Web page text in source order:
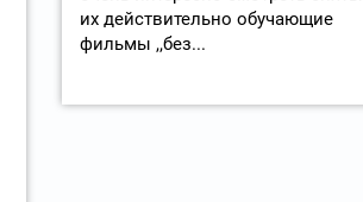
их действительно обучающие
фильмы ,,без...